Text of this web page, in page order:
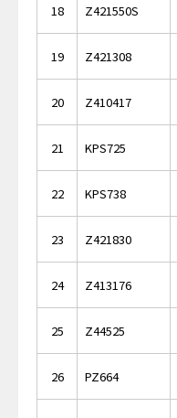
18 Z421550S
19 Z421308
20 Z410417
21 KPS725
22 KPS738
23 Z421830
24 Z413176
25 Z44525
26 PZ664